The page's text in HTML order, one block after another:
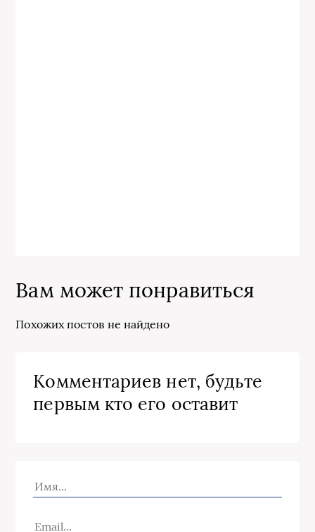
Вам может понравиться
Похожих постов не найдено
Комментариев нет, будьте
первым кто его оставит